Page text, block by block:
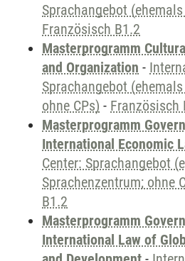
Sprachangebot
Französisch B1.2
Masterprogramm
and Organization -
Sprachangebot
ohne CPs) - Französisch
Masterprogramm
International Economic
Center: Sprachangebot
Sprachenzentrum; ohne
B1.2
Masterprogramm
International Law of